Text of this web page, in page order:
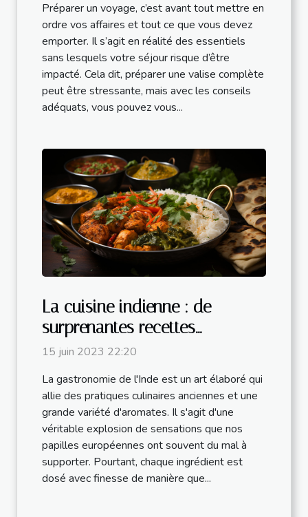
Préparer un voyage, c’est avant tout mettre en
ordre vos affaires et tout ce que vous devez
emporter. Il s’agit en réalité des essentiels
sans lesquels votre séjour risque d’être
impacté. Cela dit, préparer une valise complète
peut être stressante, mais avec les conseils
adéquats, vous pouvez vous...
La cuisine indienne : de
surprenantes recettes
appétissantes et bienfaitrices
15 juin 2023 22:20
La gastronomie de l'Inde est un art élaboré qui
allie des pratiques culinaires anciennes et une
grande variété d'aromates. Il s'agit d'une
véritable explosion de sensations que nos
papilles européennes ont souvent du mal à
supporter. Pourtant, chaque ingrédient est
dosé avec finesse de manière que...